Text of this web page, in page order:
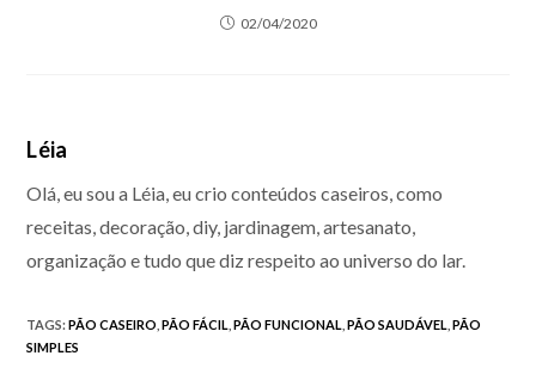
02/04/2020
Léia
Olá, eu sou a Léia, eu crio conteúdos caseiros, como
receitas, decoração, diy, jardinagem, artesanato,
organização e tudo que diz respeito ao universo do lar.
TAGS:PÃO CASEIRO PÃO FÁCIL PÃO FUNCIONAL PÃO SAUDÁVEL PÃO
SIMPLES